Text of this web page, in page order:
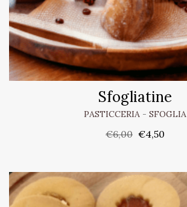
Sfogliatine
PASTICCERIA - SFOGLIA
€6,00 €4,50